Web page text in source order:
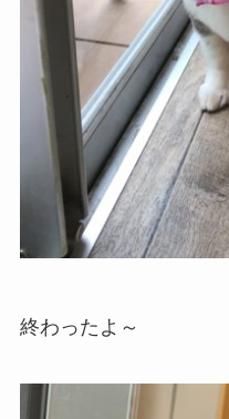
終わったよ～